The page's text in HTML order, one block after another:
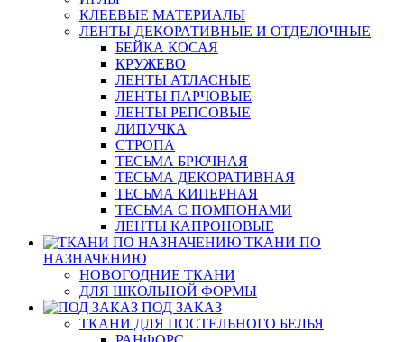
КЛЕЕВЫЕ МАТЕРИАЛЫ
ЛЕНТЫ ДЕКОРАТИВНЫЕ И ОТДЕЛОЧНЫЕ
БЕЙКА КОСАЯ
КРУЖЕВО
ЛЕНТЫ АТЛАСНЫЕ
ЛЕНТЫ ПАРЧОВЫЕ
ЛЕНТЫ РЕПСОВЫЕ
ЛИПУЧКА
СТРОПА
ТЕСЬМА БРЮЧНАЯ
ТЕСЬМА ДЕКОРАТИВНАЯ
ТЕСЬМА КИПЕРНАЯ
ТЕСЬМА С ПОМПОНАМИ
ЛЕНТЫ КАПРОНОВЫЕ
ТКАНИ ПО
НАЗНАЧЕНИЮ
НОВОГОДНИЕ ТКАНИ
ДЛЯ ШКОЛЬНОЙ ФОРМЫ
ПОД ЗАКАЗ
ТКАНИ ДЛЯ ПОСТЕЛЬНОГО БЕЛЬЯ